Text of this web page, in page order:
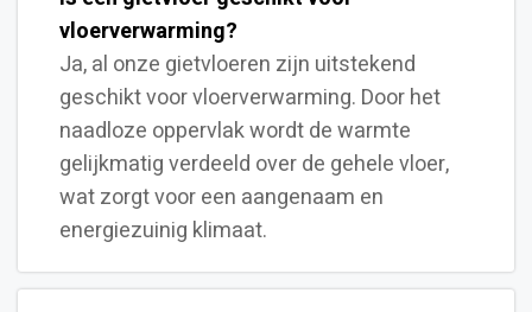
vloerverwarming?
Ja, al onze gietvloeren zijn uitstekend
geschikt voor vloerverwarming. Door het
naadloze oppervlak wordt de warmte
gelijkmatig verdeeld over de gehele vloer,
wat zorgt voor een aangenaam en
energiezuinig klimaat.